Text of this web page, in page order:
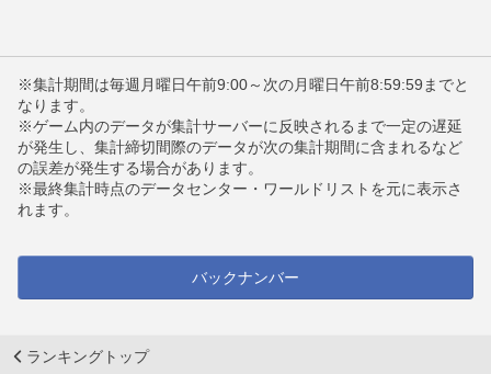
※集計期間は毎週月曜日午前9:00～次の月曜日午前8:59:59までと
なります。
※ゲーム内のデータが集計サーバーに反映されるまで一定の遅延
が発生し、集計締切間際のデータが次の集計期間に含まれるなど
の誤差が発生する場合があります。
※最終集計時点のデータセンター・ワールドリストを元に表示さ
れます。
バックナンバー
ランキングトップ